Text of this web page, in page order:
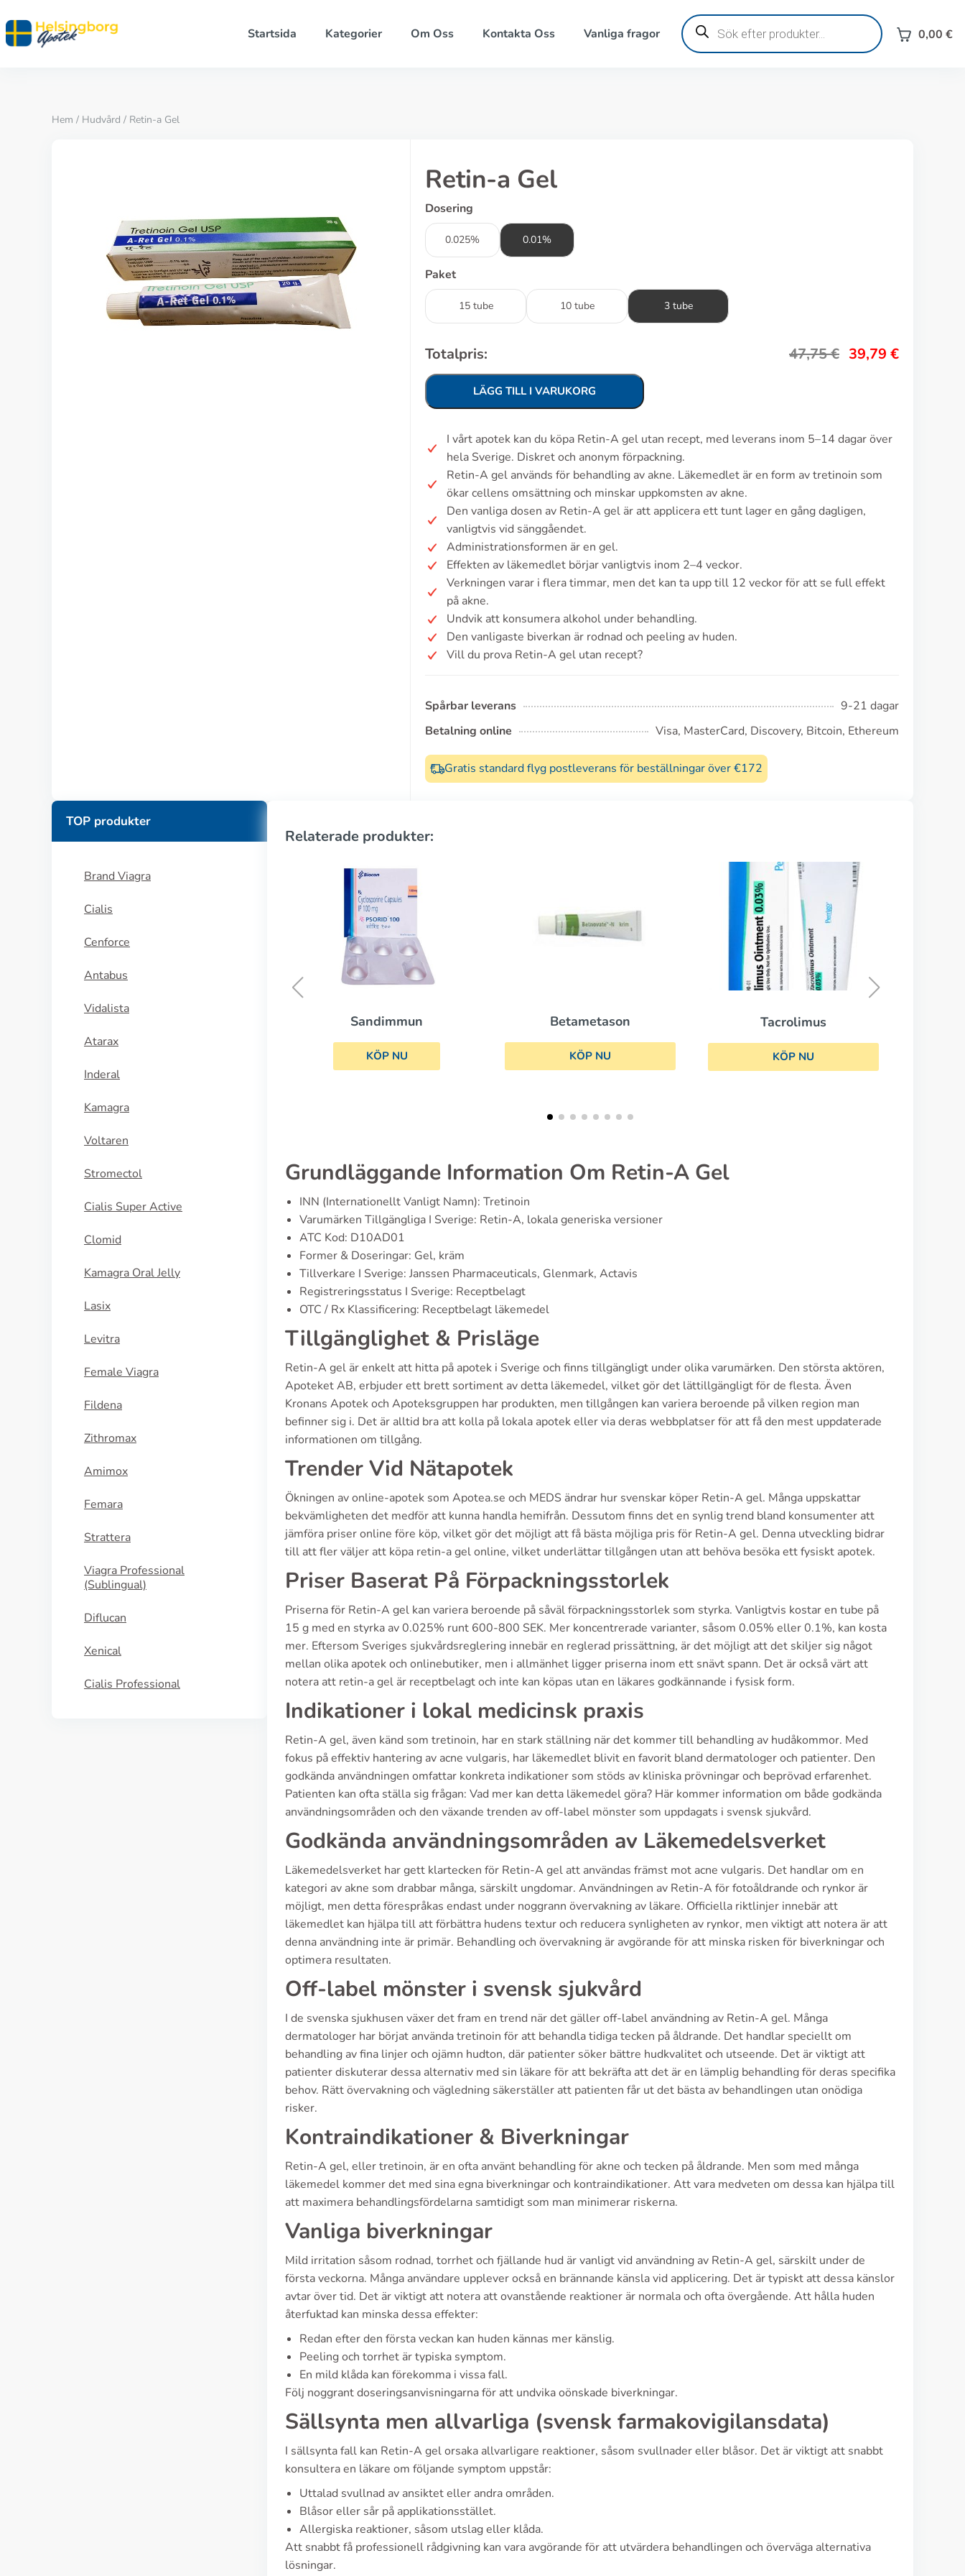
Startsida Kategorier Om Oss Kontakta Oss Vanliga fragor
Produktsökning
0,00 €
Hem / Hudvård / Retin-a Gel
Retin-a Gel
Dosering
0.025% 0.01%
Paket
15 tube 10 tube 3 tube
Totalpris: 47,75€ 39,79 €
LÄGG TILL I VARUKORG
I vårt apotek kan du köpa Retin-A gel utan recept, med leverans inom 5–14 dagar över
hela Sverige. Diskret och anonym förpackning.
Retin-A gel används för behandling av akne. Läkemedlet är en form av tretinoin som
ökar cellens omsättning och minskar uppkomsten av akne.
Den vanliga dosen av Retin-A gel är att applicera ett tunt lager en gång dagligen,
vanligtvis vid sänggåendet.
Administrationsformen är en gel.
Effekten av läkemedlet börjar vanligtvis inom 2–4 veckor.
Verkningen varar i flera timmar, men det kan ta upp till 12 veckor för att se full effekt
på akne.
Undvik att konsumera alkohol under behandling.
Den vanligaste biverkan är rodnad och peeling av huden.
Vill du prova Retin-A gel utan recept?
Spårbar leverans
9-21 dagar
Betalning online
Visa, MasterCard, Discovery, Bitcoin, Ethereum
Gratis standard flyg postleverans för beställningar över €172
TOP produkter
Brand Viagra
Cialis
Cenforce
Antabus
Vidalista
Atarax
Inderal
Kamagra
Voltaren
Stromectol
Cialis Super Active
Clomid
Kamagra Oral Jelly
Lasix
Levitra
Female Viagra
Fildena
Zithromax
Amimox
Femara
Strattera
Viagra Professional
(Sublingual)
Diflucan
Xenical
Cialis Professional
Relaterade produkter:
Betametason
KÖP NU
Tacrolimus
KÖP NU
Fluorouracil
KÖP NU
Grundläggande Information Om Retin-A Gel
INN (Internationellt Vanligt Namn): Tretinoin
Varumärken Tillgängliga I Sverige: Retin-A, lokala generiska versioner
ATC Kod: D10AD01
Former & Doseringar: Gel, kräm
Tillverkare I Sverige: Janssen Pharmaceuticals, Glenmark, Actavis
Registreringsstatus I Sverige: Receptbelagt
OTC / Rx Klassificering: Receptbelagt läkemedel
Tillgänglighet & Prisläge
Retin-A gel är enkelt att hitta på apotek i Sverige och finns tillgängligt under olika varumärken. Den största aktören,
Apoteket AB, erbjuder ett brett sortiment av detta läkemedel, vilket gör det lättillgängligt för de flesta. Även
Kronans Apotek och Apoteksgruppen har produkten, men tillgången kan variera beroende på vilken region man
befinner sig i. Det är alltid bra att kolla på lokala apotek eller via deras webbplatser för att få den mest uppdaterade
informationen om tillgång.
Trender Vid Nätapotek
Ökningen av online-apotek som Apotea.se och MEDS ändrar hur svenskar köper Retin-A gel. Många uppskattar
bekvämligheten det medför att kunna handla hemifrån. Dessutom finns det en synlig trend bland konsumenter att
jämföra priser online före köp, vilket gör det möjligt att få bästa möjliga pris för Retin-A gel. Denna utveckling bidrar
till att fler väljer att köpa retin-a gel online, vilket underlättar tillgången utan att behöva besöka ett fysiskt apotek.
Priser Baserat På Förpackningsstorlek
Priserna för Retin-A gel kan variera beroende på såväl förpackningsstorlek som styrka. Vanligtvis kostar en tube på
15 g med en styrka av 0.025% runt 600-800 SEK. Mer koncentrerade varianter, såsom 0.05% eller 0.1%, kan kosta
mer. Eftersom Sveriges sjukvårdsreglering innebär en reglerad prissättning, är det möjligt att det skiljer sig något
mellan olika apotek och onlinebutiker, men i allmänhet ligger priserna inom ett snävt spann. Det är också värt att
notera att retin-a gel är receptbelagt och inte kan köpas utan en läkares godkännande i fysisk form.
Indikationer i lokal medicinsk praxis
Retin-A gel, även känd som tretinoin, har en stark ställning när det kommer till behandling av hudåkommor. Med
fokus på effektiv hantering av acne vulgaris, har läkemedlet blivit en favorit bland dermatologer och patienter. Den
godkända användningen omfattar konkreta indikationer som stöds av kliniska prövningar och beprövad erfarenhet.
Patienten kan ofta ställa sig frågan: Vad mer kan detta läkemedel göra? Här kommer information om både godkända
användningsområden och den växande trenden av off-label mönster som uppdagats i svensk sjukvård.
Godkända användningsområden av Läkemedelsverket
Läkemedelsverket har gett klartecken för Retin-A gel att användas främst mot acne vulgaris. Det handlar om en
kategori av akne som drabbar många, särskilt ungdomar. Användningen av Retin-A för fotoåldrande och rynkor är
möjligt, men detta förespråkas endast under noggrann övervakning av läkare. Officiella riktlinjer innebär att
läkemedlet kan hjälpa till att förbättra hudens textur och reducera synligheten av rynkor, men viktigt att notera är att
denna användning inte är primär. Behandling och övervakning är avgörande för att minska risken för biverkningar och
optimera resultaten.
Off-label mönster i svensk sjukvård
I de svenska sjukhusen växer det fram en trend när det gäller off-label användning av Retin-A gel. Många
dermatologer har börjat använda tretinoin för att behandla tidiga tecken på åldrande. Det handlar speciellt om
behandling av fina linjer och ojämn hudton, där patienter söker bättre hudkvalitet och utseende. Det är viktigt att
patienter diskuterar dessa alternativ med sin läkare för att bekräfta att det är en lämplig behandling för deras specifika
behov. Rätt övervakning och vägledning säkerställer att patienten får ut det bästa av behandlingen utan onödiga
risker.
Kontraindikationer & Biverkningar
Retin-A gel, eller tretinoin, är en ofta använt behandling för akne och tecken på åldrande. Men som med många
läkemedel kommer det med sina egna biverkningar och kontraindikationer. Att vara medveten om dessa kan hjälpa till
att maximera behandlingsfördelarna samtidigt som man minimerar riskerna.
Vanliga biverkningar
Mild irritation såsom rodnad, torrhet och fjällande hud är vanligt vid användning av Retin-A gel, särskilt under de
första veckorna. Många användare upplever också en brännande känsla vid applicering. Det är typiskt att dessa känslor
avtar över tid. Det är viktigt att notera att ovanstående reaktioner är normala och ofta övergående. Att hålla huden
återfuktad kan minska dessa effekter:
Redan efter den första veckan kan huden kännas mer känslig.
Peeling och torrhet är typiska symptom.
En mild klåda kan förekomma i vissa fall.
Följ noggrant doseringsanvisningarna för att undvika oönskade biverkningar.
Sällsynta men allvarliga (svensk farmakovigilansdata)
I sällsynta fall kan Retin-A gel orsaka allvarligare reaktioner, såsom svullnader eller blåsor. Det är viktigt att snabbt
konsultera en läkare om följande symptom uppstår:
Uttalad svullnad av ansiktet eller andra områden.
Blåsor eller sår på applikationsstället.
Allergiska reaktioner, såsom utslag eller klåda.
Att snabbt få professionell rådgivning kan vara avgörande för att utvärdera behandlingen och överväga alternativa
lösningar.